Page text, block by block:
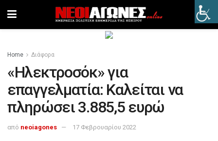
Home Διάφορα
«Ηλεκτροσόκ» για
επαγγελματία: Καλείται να
πληρώσει 3.885,5 ευρώ
από neoiagones 17 Φεβρουαρίου 2022